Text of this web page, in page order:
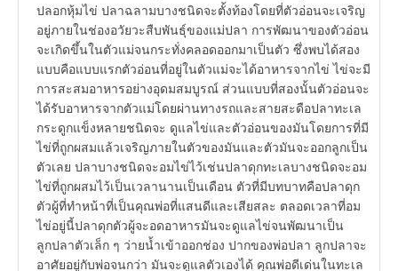
ปลอกหุ้มไข่ ปลาฉลามบางชนิดจะตั้งท้องโดยที่ตัวอ่อนจะเจริญ
อยู่ภายในช่องอวัยวะสืบพันธุ์ของแม่ปลา การพัฒนาของตัวอ่อน
จะเกิดขึ้นในตัวแม่จนกระทั่งคลอดออกมาเป็นตัว ซึ่งพบได้สอง
แบบคือแบบแรกตัวอ่อนที่อยู่ในตัวแม่จะได้อาหารจากไข่ ไข่จะมี
การสะสมอาหารอย่างอุดมสมบูรณ์ ส่วนแบบที่สองนั้นตัวอ่อนจะ
ได้รับอาหารจากตัวแม่โดยผ่านทางรถและสายสะดือปลาทะเล
กระดูกแข็งหลายชนิดจะ ดูแลไข่และตัวอ่อนของมันโดยการที่มี
ไข่ที่ถูกผสมแล้วเจริญภายในตัวของมันและตัวมันจะออกลูกเป็น
ตัวเลย ปลาบางชนิดจะอมไข่ไว้เช่นปลาดุกทะเลบางชนิดจะอม
ไข่ที่ถูกผสมไว้เป็นเวลานานเป็นเดือน ตัวที่มีบทบาทคือปลาดุก
ตัวผู้ที่ทำหน้าที่เป็นคุณพ่อที่แสนดีและเสียสละ ตลอดเวลาที่อม
ไข่อยู่นี้ปลาดุกตัวผู้จะอดอาหารมันจะดูแลไข่จนพัฒนาเป็น
ลูกปลาตัวเล็ก ๆ ว่ายน้ำเข้าออกช่อง ปากของพ่อปลา ลูกปลาจะ
อาศัยอยู่กับพ่อจนกว่า มันจะดูแลตัวเองได้ คุณพ่อดีเด่นในทะเล